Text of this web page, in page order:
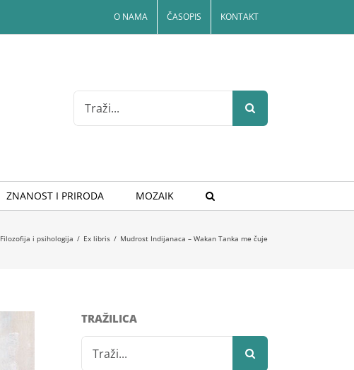
O NAMA ČASOPIS KONTAKT
Search
for:
ZNANOST I PRIRODA MOZAIK
Filozofija i psihologija / Ex libris / Mudrost Indijanaca – Wakan Tanka me čuje
TRAŽILICA
for: